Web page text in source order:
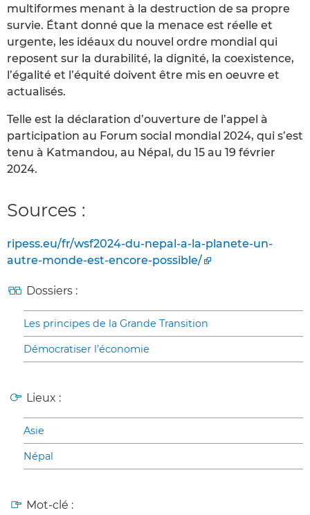
multiformes menant à la destruction de sa propre
survie. Étant donné que la menace est réelle et
urgente, les idéaux du nouvel ordre mondial qui
reposent sur la durabilité, la dignité, la coexistence,
l’égalité et l’équité doivent être mis en oeuvre et
actualisés.
Telle est la déclaration d’ouverture de l’appel à
participation au Forum social mondial 2024, qui s’est
tenu à Katmandou, au Népal, du 15 au 19 février
2024.
Sources :
ripess.eu/fr/wsf2024-du-nepal-a-la-planete-un-
autre-monde-est-encore-possible/
Dossiers :
Les principes de la Grande Transition
Démocratiser l’économie
Lieux :
Asie
Népal
Mot-clé :